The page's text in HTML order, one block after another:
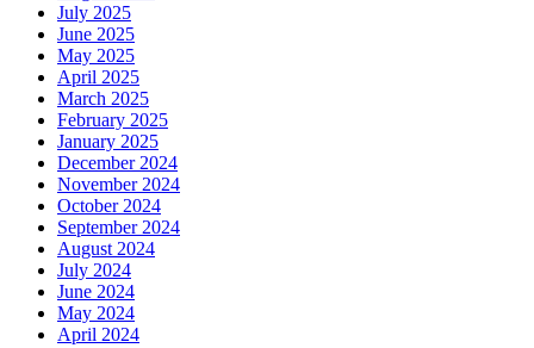
July 2025
June 2025
May 2025
April 2025
March 2025
February 2025
January 2025
December 2024
November 2024
October 2024
September 2024
August 2024
July 2024
June 2024
May 2024
April 2024